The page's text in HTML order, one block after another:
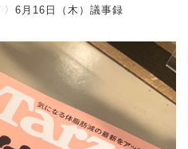
〉6月16日（木）議事録